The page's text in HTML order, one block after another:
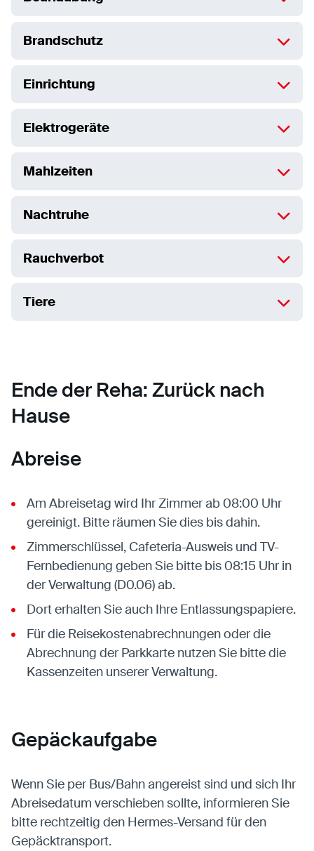
Brandschutz
Einrichtung
Elektrogeräte
Mahlzeiten
Nachtruhe
Rauchverbot
Tiere
Ende der Reha: Zurück nach
Hause
Abreise
Am Abreisetag wird Ihr Zimmer ab 08:00 Uhr
gereinigt. Bitte räumen Sie dies bis dahin.
Zimmerschlüssel, Cafeteria-Ausweis und TV-
Fernbedienung geben Sie bitte bis 08:15 Uhr in
der Verwaltung (D0.06) ab.
Dort erhalten Sie auch Ihre Entlassungspapiere.
Für die Reisekostenabrechnungen oder die
Abrechnung der Parkkarte nutzen Sie bitte die
Kassenzeiten unserer Verwaltung.
Gepäckaufgabe
Wenn Sie per Bus/Bahn angereist sind und sich Ihr
Abreisedatum verschieben sollte, informieren Sie
bitte rechtzeitig den Hermes-Versand für den
Gepäcktransport.